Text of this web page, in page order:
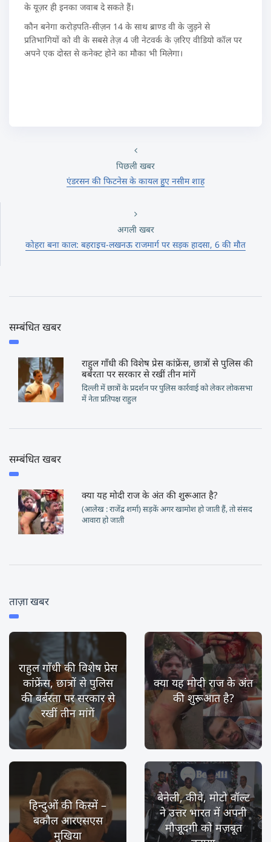
के यूज़र ही इनका जवाब दे सकते हैं।
कौन बनेगा करोड़पति-सीज़न 14 के साथ ब्राण्ड वी के जुड़ने से
प्रतिभागियों को वी के सबसे तेज़ 4 जी नेटवर्क के ज़रिए वीडियो कॉल पर
अपने एक दोस्त से कनेक्ट होने का मौका भी मिलेगा।
पिछली खबर
एंडरसन की फिटनेस के कायल हुए नसीम शाह
अगली खबर
कोहरा बना काल: बहराइच-लखनऊ राजमार्ग पर सड़क हादसा, 6 की मौत
सम्बंधित खबर
राहुल गाँधी की विशेष प्रेस कांफ्रेंस, छात्रों से पुलिस की
बर्बरता पर सरकार से रखीं तीन मांगें
दिल्ली में छात्रों के प्रदर्शन पर पुलिस कार्रवाई को लेकर लोकसभा
में नेता प्रतिपक्ष राहुल
सम्बंधित खबर
क्या यह मोदी राज के अंत की शुरूआत है?
(आलेख : राजेंद्र शर्मा) सड़कें अगर खामोश हो जाती हैं, तो संसद
आवारा हो जाती
ताज़ा खबर
राहुल गाँधी की विशेष प्रेस
कांफ्रेंस, छात्रों से पुलिस
की बर्बरता पर सरकार से
रखीं तीन मांगें
क्या यह मोदी राज के अंत
की शुरूआत है?
हिन्दुओं की किस्में –
बकौल आरएसएस
मुखिया
बेनेली, कीवे, मोटो वॉल्ट
ने उत्तर भारत में अपनी
मौजूदगी को मज़बूत